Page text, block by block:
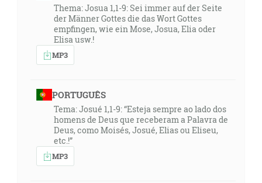
Thema: Josua 1,1-9: Sei immer auf der Seite
der Männer Gottes die das Wort Gottes
empfingen, wie ein Mose, Josua, Elia oder
Elisa usw.!
MP3
PORTUGUÊS
Tema: Josué 1,1-9: “Esteja sempre ao lado dos
homens de Deus que receberam a Palavra de
Deus, como Moisés, Josué, Elias ou Eliseu,
etc.!”
MP3